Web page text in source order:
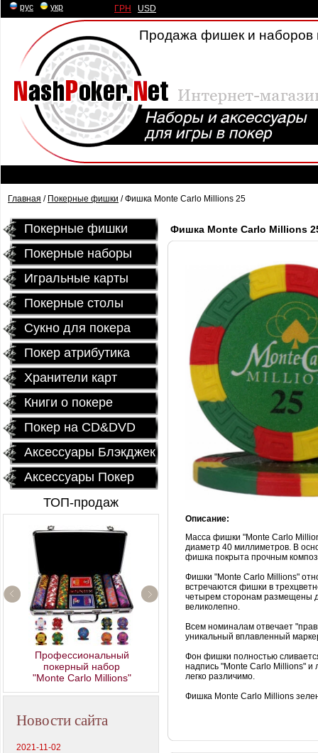
рус укр ГРН USD
Продажа фишек и наборов
Главная / Покерные фишки / Фишка Monte Carlo Millions 25
Покерные фишки
Покерные наборы
Игральные карты
Покерные столы
Сукно для покера
Покер атрибутика
Хранители карт
Книги о покере
Покер на CD&DVD
Аксессуары Блэкджек
Аксессуары Покер
ТОП-продаж
Профессиональный
покерный набор
"Monte Carlo Millions"
Керамические фишки
«EPT PokerStars»
Новости сайта
2021-11-02
Фишка Monte Carlo Millions
Описание:
Масса фишки "Monte Carlo
диаметр 40 миллиметров. В
фишка покрыта прочным
Фишки "Monte Carlo Millions"
встречаются фишки в
четырем сторонам размещены
великолепно.
Всем номиналам отвечает
уникальный вплавленный
Фон фишки полностью
надпись "Monte Carlo Millions" и
легко различимо.
Фишка Monte Carlo Millions